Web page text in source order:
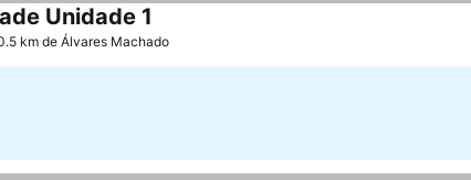
Unidade 1
km de Álvares Machado